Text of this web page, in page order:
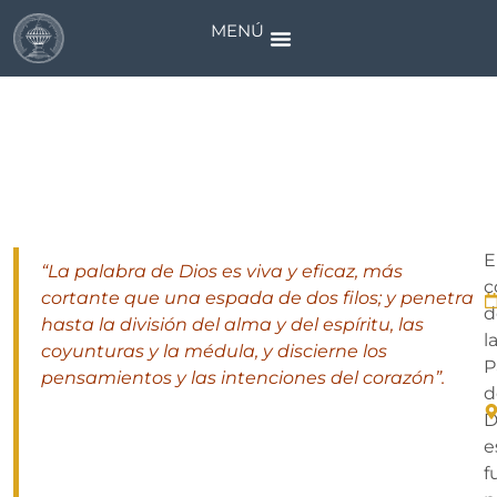
MENÚ
“La palabra de Dios es viva y eficaz, más
cortante que una espada de dos filos; y penetra
hasta la división del alma y del espíritu, las
coyunturas y la médula, y discierne los
pensamientos y las intenciones del corazón”.
la